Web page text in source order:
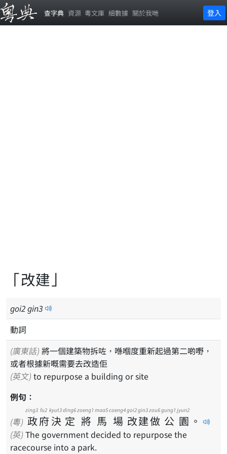
查字典 資源 粵文庫 細數據 關於我哋 登入
「改建」
goi2gin3
動詞
(廣東話)
或者根據新嘅需要去改造佢
(英文) to repurpose a building or site
例句：
(粵) 政
zing3
府
fu2
決
kyut3
定
ding6
將
zoeng1
馬
maa5
場
coeng4
改
goi2
建
gin3
做
zou6
公
gung1
園
jyun2
。
(英) The government decided to repurpose the
racecourse into a park.